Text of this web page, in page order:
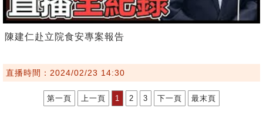
陳建仁赴立院食安專案報告
直播時間：2024/02/23 14:30
第一頁 上一頁 1 2 3 下一頁 最末頁